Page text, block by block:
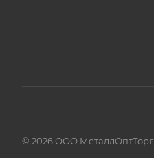
© 2026 ООО МеталлОптТорг